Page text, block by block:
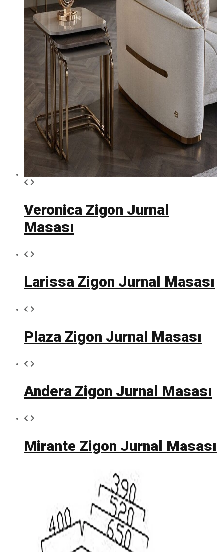
Veronica Zigon Jurnal
Masası
Larissa Zigon Jurnal Masası
Plaza Zigon Jurnal Masası
Andera Zigon Jurnal Masası
Mirante Zigon Jurnal Masası